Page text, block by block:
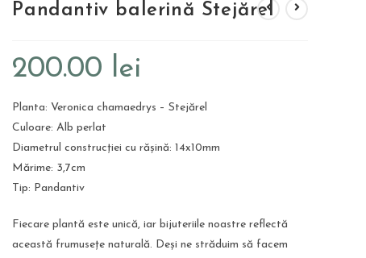
Pandantiv balerină Stejărel
200.00 lei
Planta: Veronica chamaedrys – Stejărel
Culoare: Alb perlat
Diametrul construcției cu rășină: 14x10mm
Mărime: 3,7cm
Tip: Pandantiv
Fiecare plantă este unică, iar bijuteriile noastre reflectă
această frumusețe naturală. Deși ne străduim să facem